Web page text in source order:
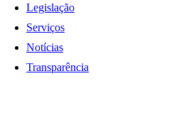
Legislação
Serviços
Notícias
Transparência